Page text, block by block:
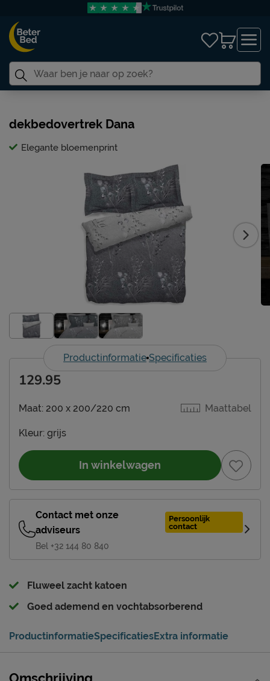
dekbedovertrek Dana
Elegante bloemenprint
Productinformatie Specificaties
Maattabel
Maat: 200 x 200/220 cm
Kleur: grijs
129.95
In winkelwagen
Contact met onze
adviseurs
Persoonlijk
contact
Bel +32 144 80 840
Fluweel zacht katoen
Goed ademend en vochtabsorberend
ProductinformatieSpecificatiesExtra informatie
Omschrijving